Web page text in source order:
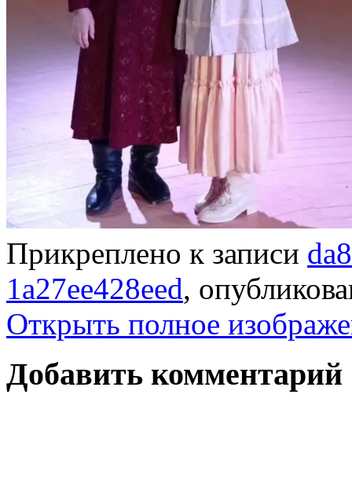
Прикреплено к записи
1a27ee428eed,
Открыть полное
Добавить комментарий